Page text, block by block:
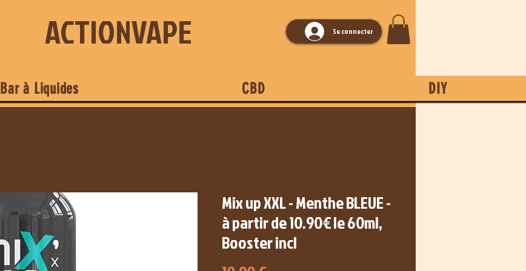
ACTIONVAPE Se connecter
Bar à Liquides CBD DIY
Mix up XXL - Menthe BLEUE -
à partir de 10.90€ le 60ml,
Booster incl